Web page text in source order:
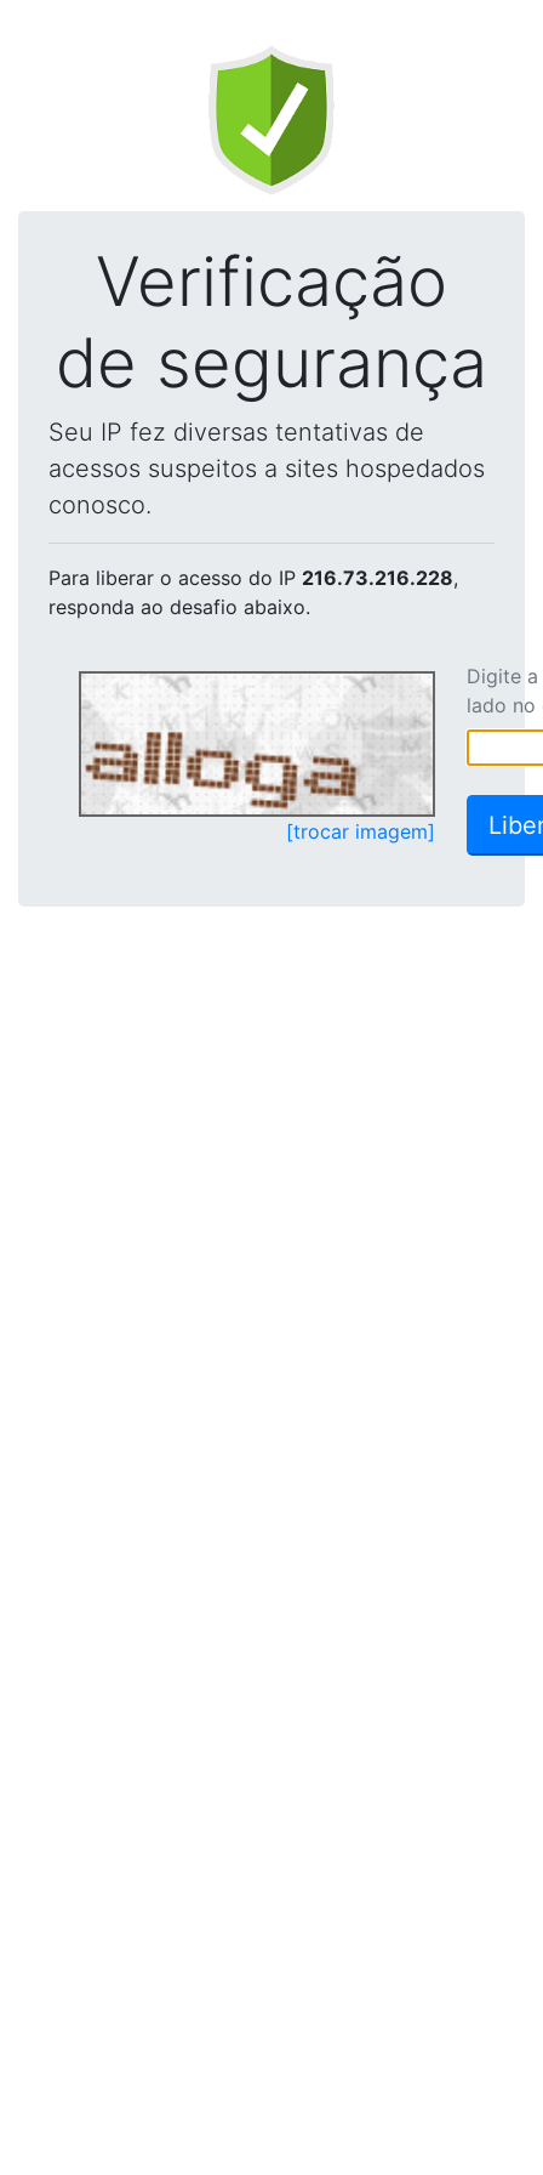
Verificação
de segurança
Seu IP fez diversas tentativas de
acessos suspeitos a sites hospedados
conosco.
Para liberar o acesso do IP 216.73.216.228,
responda ao desafio abaixo.
[trocar imagem]
Digite
lado no